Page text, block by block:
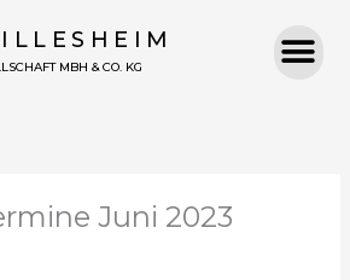
MBH & CO. KG
Juni 2023